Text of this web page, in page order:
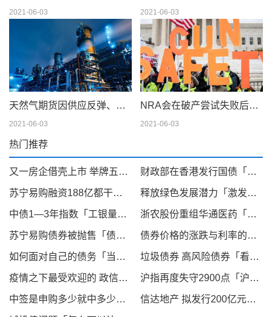
2021-06-03 2021-06-03
天然气期货因供应反弹、天气模型转变而下滑；现金仍在摇摆
2021-06-03
NRA会在破产尝试失败后解散吗
2021-06-03
热门推荐
又一房企借壳上市 举牌五年京基集团终于控股 st康达「st中基股票股吧」 财政部在香港发行国债「财政部发行地方债」
苏宁易购融资188亿都干了些什么 「苏宁易购公司分析」 释放绿色发展潜力「激发绿色发展内生动力」
中债1—3年指数「工银量化策略指数」 浙农股份重组华通医药「第一医药资产注入」
苏宁易购债券被抛售「债券到期回售」 债券价格的涨跌与利率的升降成反向关系「市场利率上升债券价格下降」
如何面对自己的债务「当你欠债,无力偿还的时候怎么办」 垃圾债券 高风险债券「看待p2p金融」
疫情之下最受欢迎的 政信定融企业「相信政府应对疫情」 沪指再度失守2900点「沪指暴跌险守」
中签是申购多少就中多少嘛「中签率0.13%算高吗」 信达地产 拟发行200亿元债务类融资产品有哪些「融资租赁属于债务性融资吗」